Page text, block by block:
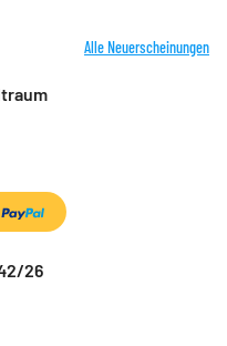
Alle Neuerscheinungen
26